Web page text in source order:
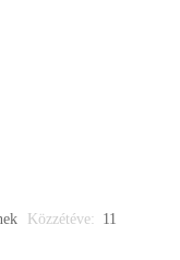
Közzétéve: 11